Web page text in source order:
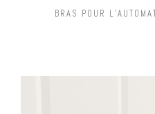
BRAS POUR